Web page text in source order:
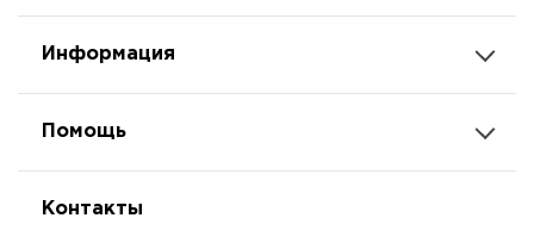
Информация
Помощь
Контакты